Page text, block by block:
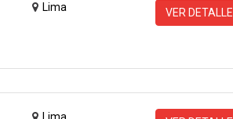
Lima VER DETALLE